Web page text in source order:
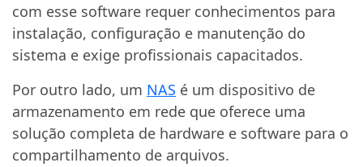
com esse software requer conhecimentos para
instalação, configuração e manutenção do
sistema e exige profissionais capacitados.
Por outro lado, um NAS é um dispositivo de
armazenamento em rede que oferece uma
solução completa de hardware e software para o
compartilhamento de arquivos.